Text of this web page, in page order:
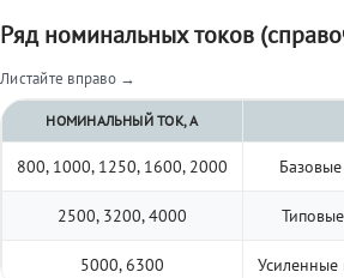
Ряд номинальных токов
Листайте вправо →
НОМИНАЛЬНЫЙ ТОК, А
800, 1000, 1250, 1600, 2000
2500, 3200, 4000
5000, 6300 Усиленные